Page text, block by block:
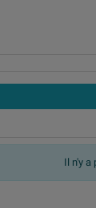
Il n'y a